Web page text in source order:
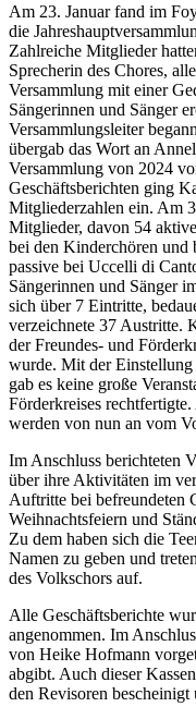
Am 23. Januar fand im
die
Zahlreiche Mitglieder
Sprecherin des Chores,
Versammlung mit einer
Sängerinnen und Sänger
Versammlungsleiter
übergab das Wort an
Versammlung von 2024
Geschäftsberichten ging
Mitgliederzahlen ein. Am
Mitglieder, davon 54
bei den Kinderchören und
passive bei Uccelli di
Sängerinnen und Sänger
sich über 7 Eintritte,
verzeichnete 37 Austritte.
der Freundes- und
wurde. Mit der Einstellung
gab es keine große
Förderkreises
werden von nun an vom
Im Anschluss berichteten
über ihre Aktivitäten im
Auftritte bei befreundeten
Weihnachtsfeiern und
Zu dem haben sich die
Namen zu geben und
des Volkschors auf.
Alle Geschäftsberichte
angenommen. Im
von Heike Hofmann
abgibt. Auch dieser
den Revisoren